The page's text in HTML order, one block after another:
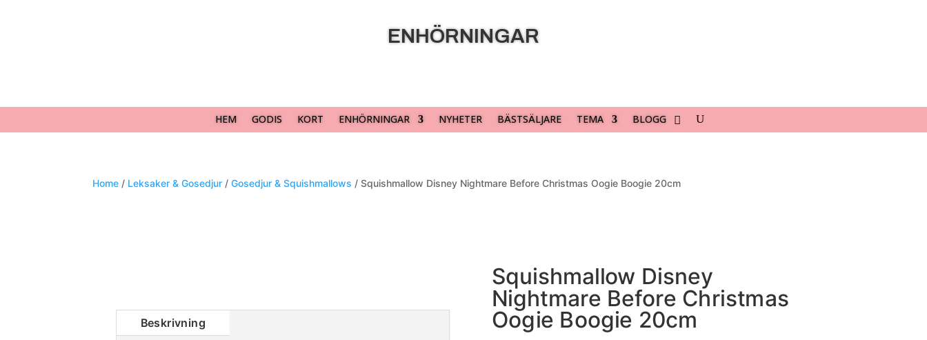
ENHÖRNINGAR
HEM GODIS KORT ENHÖRNINGAR NYHETER BÄSTSÄLJARE TEMA BLOGG
Home / Leksaker & Gosedjur /Gosedjur & Squishmallows / Squishmallow Disney Nightmare Before Christmas Oogie Boogie 20cm
Beskrivning
Squishmallow Disney
Nightmare Before Christmas
Oogie Boogie 20cm